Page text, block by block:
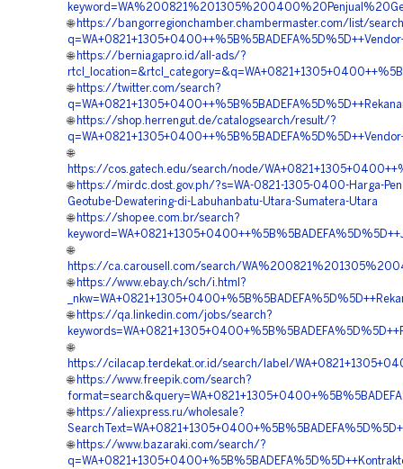
🌐 https://bangorregionchamber.chambermaster.com/list/
🌐 https://berniagapro.id/all-ads/?
🌐 https://twitter.com/search?
🌐 https://shop.herrengut.de/catalogsearch/result/?
🌐
https://cos.gatech.edu/search/node/
🌐 https://mirdc.dost.gov.ph/?s=WA-0821-1305-0400-Harga-
Geotube-Dewatering-di-Labuhanbatu-Utara-Sumatera-Utara
🌐 https://shopee.com.br/search?
🌐
https://ca.carousell.com/search/
🌐 https://www.ebay.ch/sch/i.html?
🌐 https://qa.linkedin.com/jobs/search?
🌐
https://cilacap.terdekat.or.id/search/label/
🌐 https://www.freepik.com/search?
🌐 https://aliexpress.ru/wholesale?
🌐 https://www.bazaraki.com/search/?